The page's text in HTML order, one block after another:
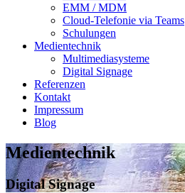
EMM / MDM
Cloud-Telefonie via Teams
Schulungen
Medientechnik
Multimediasysteme
Digital Signage
Referenzen
Kontakt
Impressum
Blog
Medientechnik
Digital Signage